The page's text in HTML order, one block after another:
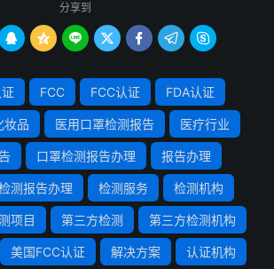
分享到
      
FCC FCC认证 FDA认证
妆品 医用口罩检测报告 医疗行业
口罩检测报告办理 报告办理
测报告办理 检测服务 检测机构
项目 第三方检测 第三方检测机构
美国FCC认证 解决方案 认证机构